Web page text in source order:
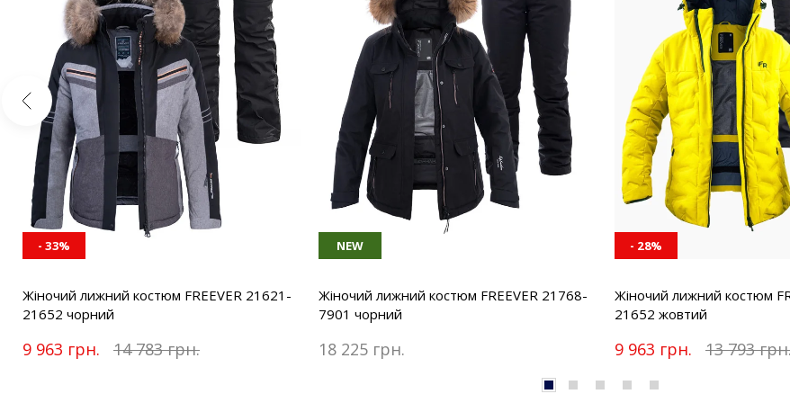
- 33%
Жіночий лижний костюм FREEVER 21621-
21652 чорний
9 963 грн. 14 783 грн.
NEW
Жіночий лижний костюм FREEVER 21768-
7901 чорний
18 225 грн.
- 28%
Жіночий лижний костюм
21652 жовтий
9 963 грн. 13 793